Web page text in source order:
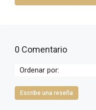
0 Comentario
Ordenar por:
Escribe una reseña